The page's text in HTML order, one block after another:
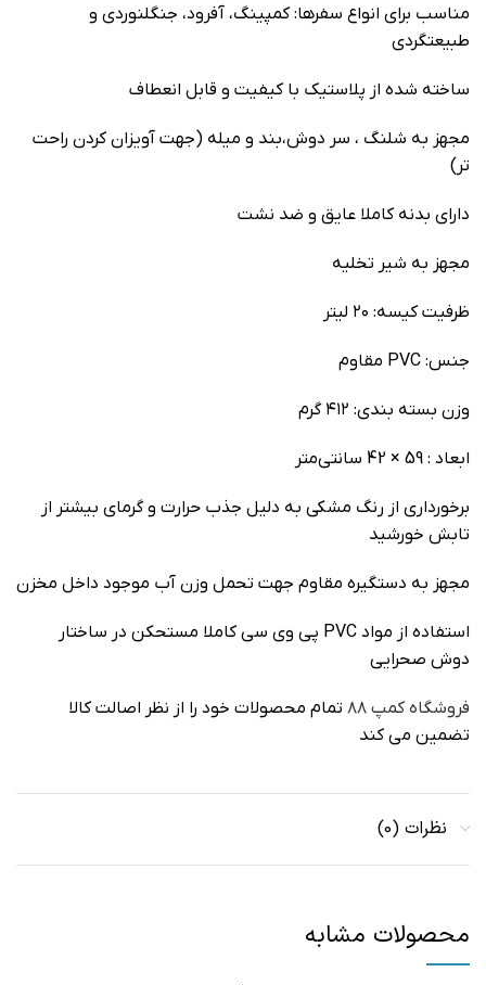
مناسب برای انواع سفرها: کمپینگ، آفرود، جنگلنوردی و
طبیعتگردی
ساخته شده از پلاستیک با کیفیت و قابل انعطاف
مجهز به شلنگ ، سر دوش،بند و میله (جهت آویزان کردن راحت
تر)
دارای بدنه کاملا عایق و ضد نشت
مجهز به شیر تخلیه
ظرفیت کیسه: ۲۰ لیتر
جنس: PVC مقاوم
وزن بسته بندی: ۴۱۲ گرم
ابعاد : 59 × 42 سانتی‌متر
برخورداری از رنگ مشکی به دلیل جذب حرارت و گرمای بیشتر از
تابش خورشید
مجهز به دستگیره مقاوم جهت تحمل وزن آب موجود داخل مخزن
استفاده از مواد PVC پی وی سی کاملا مستحکن در ساختار
دوش صحرایی
فروشگاه کمپ ۸۸
تمام محصولات خود را از نظر اصالت کالا
تضمین می کند
نظرات (0)
محصولات مشابه